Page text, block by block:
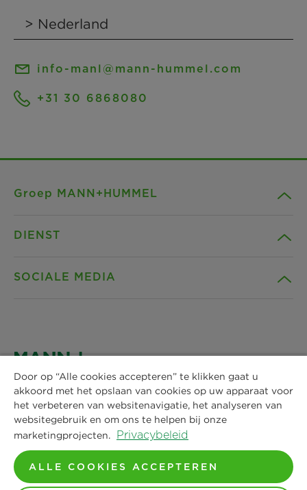
info-manl@mann-hummel.com
+31 30 6868080
Groep MANN+HUMMEL
Locaties
DIENST
Impressum
Juridische kennisgeving
SOCIALE MEDIA
Instagram
LinkedIn
YouTube
MANN+HUMMEL Vokes Air BV
1e Garnizoensdok 7
3439 JA Nieuwegein
Tel. +31 30 6868080
Email:info-manl@mann-hummel.com
Door op “Alle cookies accepteren” te klikken gaat u
akkoord met het opslaan van cookies op uw apparaat voor
het verbeteren van websitenavigatie, het analyseren van
websitegebruik en om ons te helpen bij onze
marketingprojecten. Privacybeleid
ALLE COOKIES ACCEPTEREN